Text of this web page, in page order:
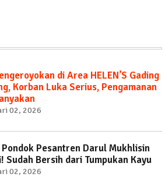
di Area HELEN’S Gading
Korban Luka Serius, Pengamanan
02, 2026
Pesantren Darul Mukhlisin
Sudah Bersih dari Tumpukan Kayu
02, 2026